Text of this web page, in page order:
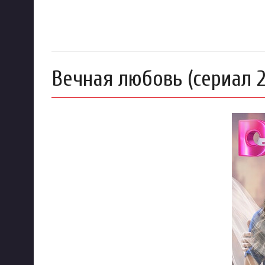
Вечная любовь (сериал